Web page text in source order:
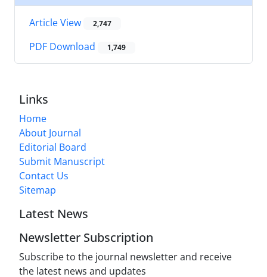
Article View 2,747
PDF Download 1,749
Links
Home
About Journal
Editorial Board
Submit Manuscript
Contact Us
Sitemap
Latest News
Newsletter Subscription
Subscribe to the journal newsletter and receive
the latest news and updates